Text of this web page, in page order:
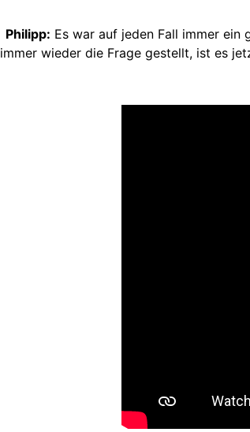
Philipp: Es war auf jeden Fall immer ein
immer wieder die Frage gestellt, ist es